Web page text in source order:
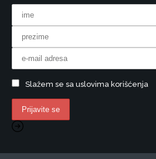
Slažem se sa uslovima korišćenja